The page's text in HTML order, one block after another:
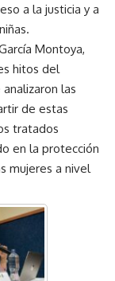
a la justicia y a
Montoya,
hitos del
las
de estas
tratados
en la protección
mujeres a nivel